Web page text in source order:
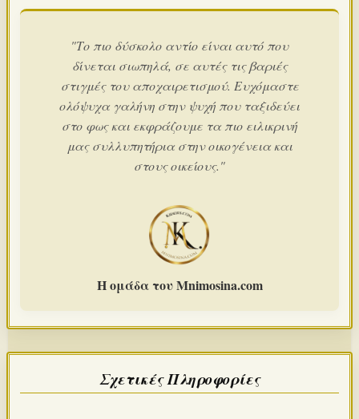
"Το πιο δύσκολο αντίο είναι αυτό που
δίνεται σιωπηλά, σε αυτές τις βαριές
στιγμές του αποχαιρετισμού. Ευχόμαστε
ολόψυχα γαλήνη στην ψυχή που ταξιδεύει
στο φως και εκφράζουμε τα πιο ειλικρινή
μας συλλυπητήρια στην οικογένεια και
στους οικείους."
Η ομάδα του Mnimosina.com
Σχετικές Πληροφορίες